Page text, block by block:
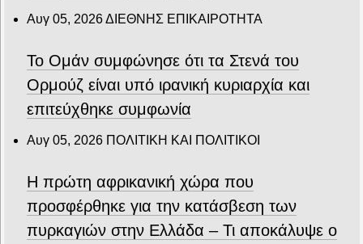
Αυγ 05, 2026ΔΙΕΘΝΗΣ ΕΠΙΚΑΙΡΟΤΗΤΑ
Το Ομάν συμφώνησε ότι τα Στενά του
Ορμούζ είναι υπό ιρανική κυριαρχία και
επιτεύχθηκε συμφωνία
Αυγ 05, 2026 ΠΟΛΙΤΙΚΗ ΚΑΙ ΠΟΛΙΤΙΚΟΙ
Η πρώτη αφρικανική χώρα που
προσφέρθηκε για την κατάσβεση των
πυρκαγιών στην Ελλάδα – Τι αποκάλυψε ο